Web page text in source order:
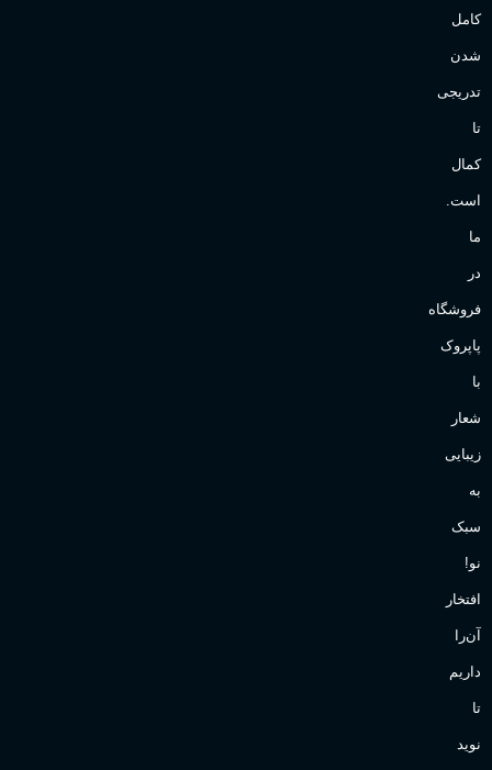
کامل
شدن
تدریجی
تا
کمال
است.
ما
در
فروشگاه
پاپروک
با
شعار
زیبایی
به
سبک
نو!
افتخار
آن‌را
داریم
تا
نوید